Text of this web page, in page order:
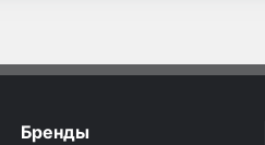
Бренды